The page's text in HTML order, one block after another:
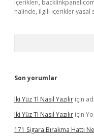
içerikleri,
halinde, ilgili içerikler yasal
Son yorumlar
Iki Yüz Tl Nasıl Yazılır için
Iki Yüz Tl Nasıl Yazılır için
171 Sigara Bırakma Hattı